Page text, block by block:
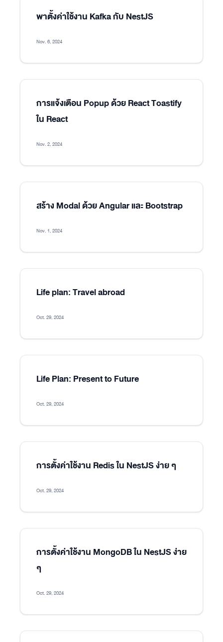
พาตั้งค่าใช้งาน Kafka กับ NestJS
Nov. 6, 2024
การแจ้งเตือน Popup ด้วย React Toastify
ใน React
Nov. 2, 2024
สร้าง Modal ด้วย Angular และ Bootstrap
Nov. 1, 2024
Life plan: Travel abroad
Oct. 29, 2024
Life Plan: Present to Future
Oct. 29, 2024
การตั้งค่าใช้งาน Redis ใน NestJS ง่าย ๆ
Oct. 29, 2024
การตั้งค่าใช้งาน MongoDB ใน NestJS ง่าย
ๆ
Oct. 29, 2024